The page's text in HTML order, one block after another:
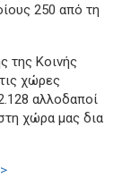
250 από τη
της Κοινής
χώρες
αλλοδαποί
χώρα μας δια